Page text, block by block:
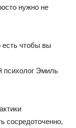
нужно не
есть чтобы вы
психолог Эмиль
сосредоточенно,